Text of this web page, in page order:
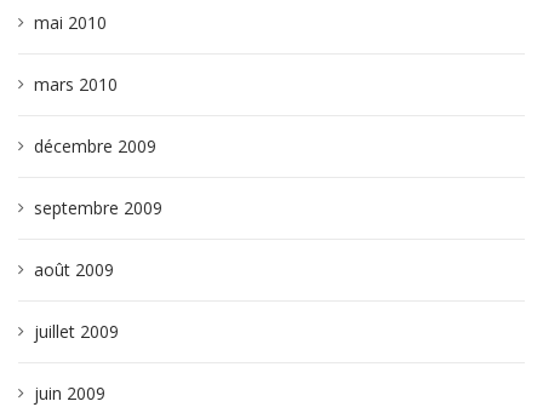
mai 2010
mars 2010
décembre 2009
septembre 2009
août 2009
juillet 2009
juin 2009